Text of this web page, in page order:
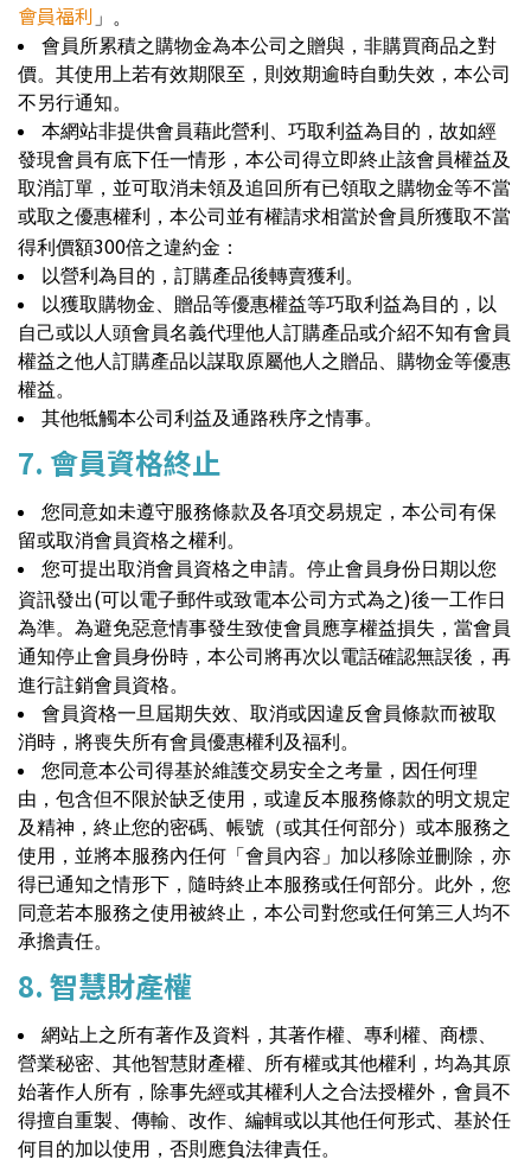
會員福利 」。
會員所累積之購物金為本公司之贈與，非購買商品之對
價。其使用上若有效期限至，則效期逾時自動失效，本公司
不另行通知。
本網站非提供會員藉此營利、巧取利益為目的，故如經
發現會員有底下任一情形，本公司得立即終止該會員權益及
取消訂單，並可取消未領及追回所有已領取之購物金等不當
或取之優惠權利，本公司並有權請求相當於會員所獲取不當
得利價額300倍之違約金：
以營利為目的，訂購產品後轉賣獲利。
以獲取購物金、贈品等優惠權益等巧取利益為目的，以
自己或以人頭會員名義代理他人訂購產品或介紹不知有會員
權益之他人訂購產品以謀取原屬他人之贈品、購物金等優惠
權益。
其他牴觸本公司利益及通路秩序之情事。
7. 會員資格終止
您同意如未遵守服務條款及各項交易規定，本公司有保
留或取消會員資格之權利。
您可提出取消會員資格之申請。停止會員身份日期以您
資訊發出(可以電子郵件或致電本公司方式為之)後一工作日
為準。為避免惡意情事發生致使會員應享權益損失，當會員
通知停止會員身份時，本公司將再次以電話確認無誤後，再
進行註銷會員資格。
會員資格一旦屆期失效、取消或因違反會員條款而被取
消時，將喪失所有會員優惠權利及福利。
您同意本公司得基於維護交易安全之考量，因任何理
由，包含但不限於缺乏使用，或違反本服務條款的明文規定
及精神，終止您的密碼、帳號（或其任何部分）或本服務之
使用，並將本服務內任何「會員內容」加以移除並刪除，亦
得已通知之情形下，隨時終止本服務或任何部分。此外，您
同意若本服務之使用被終止，本公司對您或任何第三人均不
承擔責任。
8. 智慧財產權
網站上之所有著作及資料，其著作權、專利權、商標、
營業秘密、其他智慧財產權、所有權或其他權利，均為其原
始著作人所有，除事先經或其權利人之合法授權外，會員不
得擅自重製、傳輸、改作、編輯或以其他任何形式、基於任
何目的加以使用，否則應負法律責任。